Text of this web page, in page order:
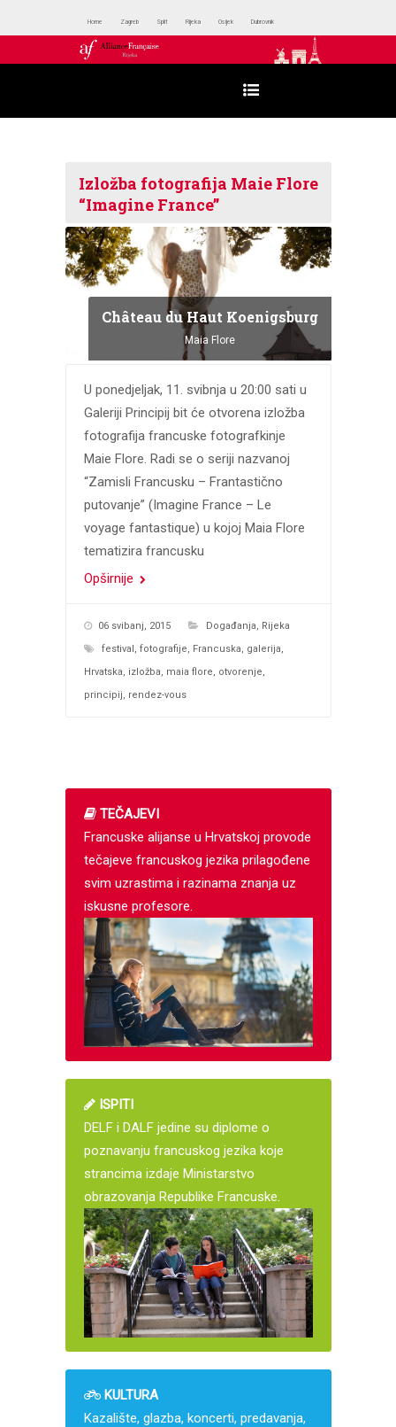
Home Zagreb Split Rijeka Osijek Dubrovnik
Izložba fotografija Maie Flore
“Imagine France”
Château du Haut Koenigsburg
Maia Flore
U ponedjeljak, 11. svibnja u 20:00 sati u
Galeriji Principij bit će otvorena izložba
fotografija francuske fotografkinje
Maie Flore. Radi se o seriji nazvanoj
“Zamisli Francusku – Frantastično
putovanje” (Imagine France – Le
voyage fantastique) u kojoj Maia Flore
tematizira francusku
Opširnije
06 svibanj, 2015 Događanja
Rijeka
festival fotografije Francuska galerija
Hrvatska
izložba maia flore otvorenje
principij
rendez-vous
TEČAJEVI
Francuske alijanse u Hrvatskoj provode
tečajeve francuskog jezika prilagođene
svim uzrastima i razinama znanja uz
iskusne profesore.
ISPITI
DELF i DALF jedine su diplome o
poznavanju francuskog jezika koje
strancima izdaje Ministarstvo
obrazovanja Republike Francuske.
KULTURA
Kazalište, glazba, koncerti, predavanja,